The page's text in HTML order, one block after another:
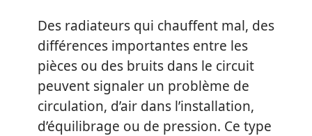
Des radiateurs qui chauffent mal, des
différences importantes entre les
pièces ou des bruits dans le circuit
peuvent signaler un problème de
circulation, d’air dans l’installation,
d’équilibrage ou de pression. Ce type